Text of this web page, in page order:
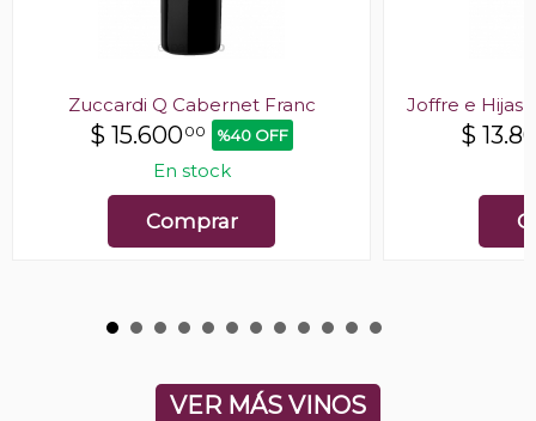
Zuccardi Q Cabernet Franc
$ 15.60000 %40 OFF
En stock
Comprar
Joffre e Hijas
$
VER MÁS VINOS